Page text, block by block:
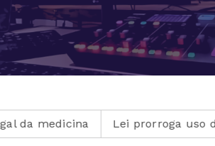
Lei prorroga uso do FGTS em